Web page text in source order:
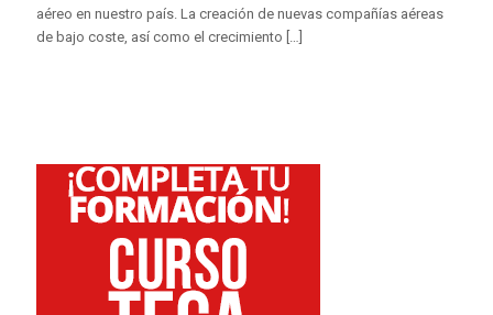
aéreo en nuestro país. La creación de nuevas compañías aéreas
de bajo coste, así como el crecimiento